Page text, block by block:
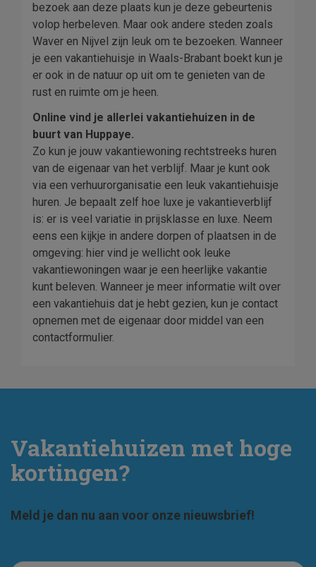
bezoek aan deze plaats kun je deze gebeurtenis
volop herbeleven. Maar ook andere steden zoals
Waver en Nijvel zijn leuk om te bezoeken. Wanneer
je een vakantiehuisje in Waals-Brabant boekt kun je
er ook in de natuur op uit om te genieten van de
rust en ruimte om je heen.
Online vind je allerlei vakantiehuizen in de
buurt van Huppaye.
Zo kun je jouw vakantiewoning rechtstreeks huren
van de eigenaar van het verblijf. Maar je kunt ook
via een verhuurorganisatie een leuk vakantiehuisje
huren. Je bepaalt zelf hoe luxe je vakantieverblijf
is: er is veel variatie in prijsklasse en luxe. Neem
eens een kijkje in andere dorpen of plaatsen in de
omgeving: hier vind je wellicht ook leuke
vakantiewoningen waar je een heerlijke vakantie
kunt beleven. Wanneer je meer informatie wilt over
een vakantiehuis dat je hebt gezien, kun je contact
opnemen met de eigenaar door middel van een
contactformulier.
Vakantiehuizen met hoge
kortingen?
Meld je dan nu aan voor onze nieuwsbrief!